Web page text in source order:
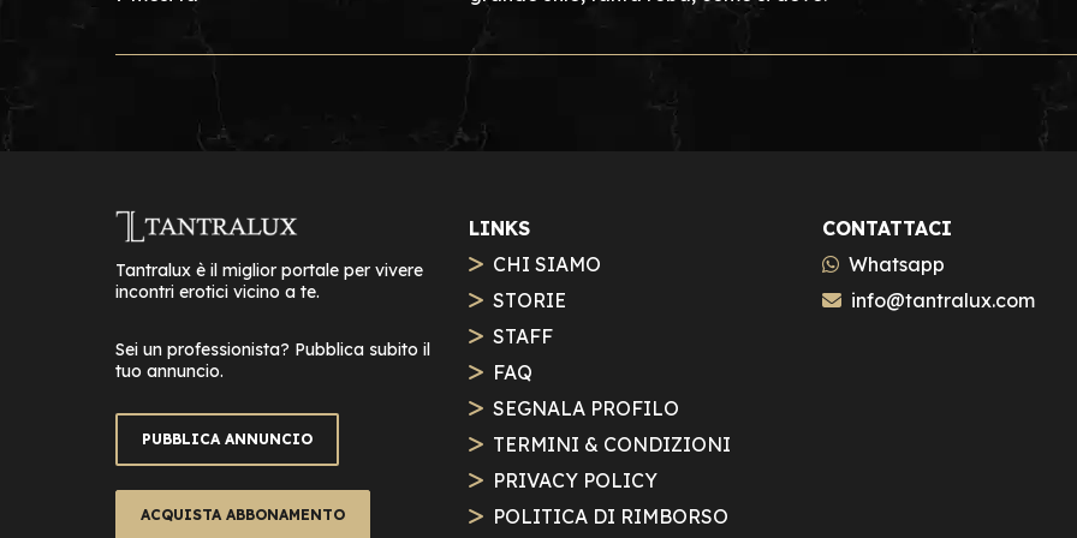
Tantralux è il miglior portale per vivere
incontri erotici vicino a te.
Sei un professionista? Pubblica subito il
tuo annuncio.
PUBBLICA ANNUNCIO
ACQUISTA ABBONAMENTO
LINKS
CHI SIAMO
STORIE
STAFF
FAQ
SEGNALA PROFILO
TERMINI & CONDIZIONI
PRIVACY POLICY
POLITICA DI RIMBORSO
CONTATTACI
Whatsapp
info@tantralux.com